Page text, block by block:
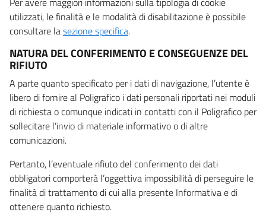
utilizzati, le finalità e le modalità di disabilitazione è possibile
consultare lasezione specifica.
NATURA DEL CONFERIMENTO E CONSEGUENZE DEL
RIFIUTO
A parte quanto specificato per i dati di navigazione, l’utente è
libero di fornire al Poligrafico i dati personali riportati nei moduli
di richiesta o comunque indicati in contatti con il Poligrafico per
sollecitare l’invio di materiale informativo o di altre
comunicazioni.
Pertanto, l’eventuale rifiuto del conferimento dei dati
obbligatori comporterà l’oggettiva impossibilità di perseguire le
finalità di trattamento di cui alla presente Informativa e di
ottenere quanto richiesto.